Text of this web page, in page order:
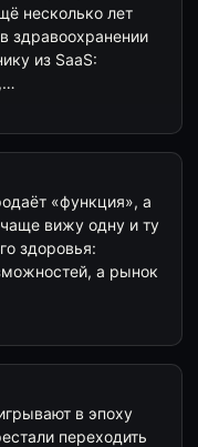
несколько лет
здравоохранении
из SaaS:
«функция», а
вижу одну и ту
здоровья:
а рынок
в эпоху
переходить